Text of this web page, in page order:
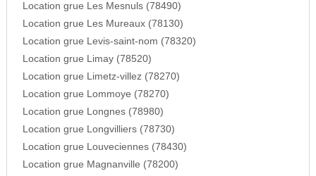
Location grue Les Mesnuls (78490)
Location grue Les Mureaux (78130)
Location grue Levis-saint-nom (78320)
Location grue Limay (78520)
Location grue Limetz-villez (78270)
Location grue Lommoye (78270)
Location grue Longnes (78980)
Location grue Longvilliers (78730)
Location grue Louveciennes (78430)
Location grue Magnanville (78200)